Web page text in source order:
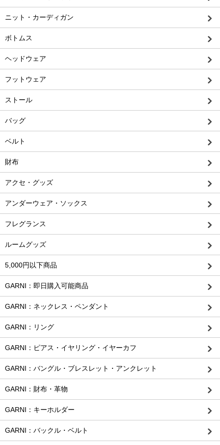
ニット・カーディガン
ボトムス
ヘッドウェア
フットウェア
ストール
バッグ
ベルト
財布
アクセ・グッズ
アンダーウェア・ソックス
フレグランス
ルームグッズ
5,000円以下商品
GARNI：即日購入可能商品
GARNI：ネックレス・ペンダント
GARNI：リング
GARNI：ピアス・イヤリング・イヤーカフ
GARNI：バングル・ブレスレット・アンクレット
GARNI：財布・革物
GARNI：キーホルダー
GARNI：バックル・ベルト